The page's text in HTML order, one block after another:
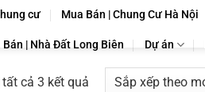
cư Mua Bán | Chung Cư Hà Nội
Bán | Nhà Đất Long Biên Dự án
cả 3 kết quảĐã